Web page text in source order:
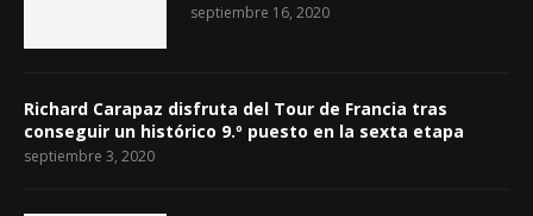
septiembre 16, 2020
Richard Carapaz disfruta del Tour de Francia tras
conseguir un histórico 9.º puesto en la sexta etapa
septiembre 3, 2020